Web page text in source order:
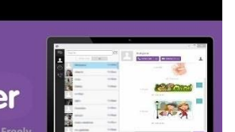
lường, chất lượng